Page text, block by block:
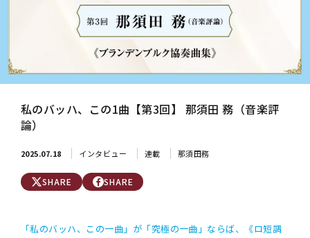
私のバッハ、この1曲【第3回】 那須田 務（音楽評
論）
2025.07.18 インタビュー 連載 那須田務
SHARE SHARE
「私のバッハ、この一曲」が「究極の一曲」ならば、《ロ短調